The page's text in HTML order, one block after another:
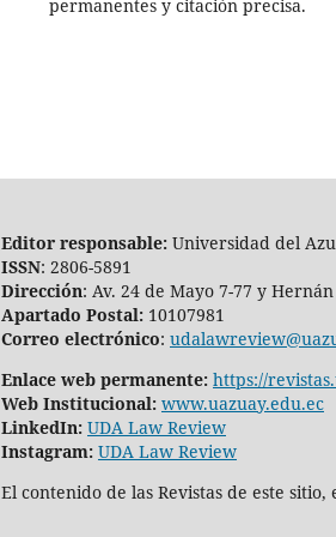
permanentes y citación precisa.
Editor responsable: Universidad del
ISSN: 2806-5891
Dirección: Av. 24 de Mayo 7-77 y
Apartado Postal: 10107981
Correo electrónico:
Enlace web permanente: https://
Web Institucional: www.uazuay.edu.ec
LinkedIn: UDA Law Review
Instagram: UDA Law Review
El contenido de las Revistas de este